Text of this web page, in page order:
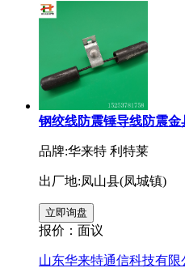
钢绞线防震锤导线防震金
品牌:华来特 利特莱
出厂地:凤山县(凤城镇)
报价： 面议
山东华来特通信科技有限